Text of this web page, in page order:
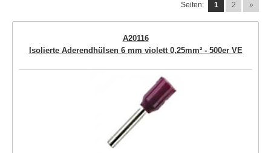
Seiten: 1 2 »
A20116
Isolierte Aderendhülsen 6 mm violett 0,25mm² - 500er VE